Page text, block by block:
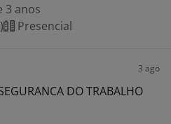
3 anos
Presencial
3 ago
DO TRABALHO